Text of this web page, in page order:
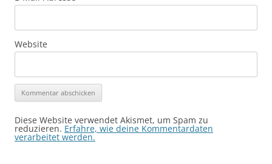
Website
Alternative:
Diese Website verwendet Akismet, um Spam zu
reduzieren. Erfahre, wie deine Kommentardaten
verarbeitet werden.